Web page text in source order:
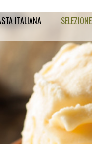
ITALIANA SELEZIONE